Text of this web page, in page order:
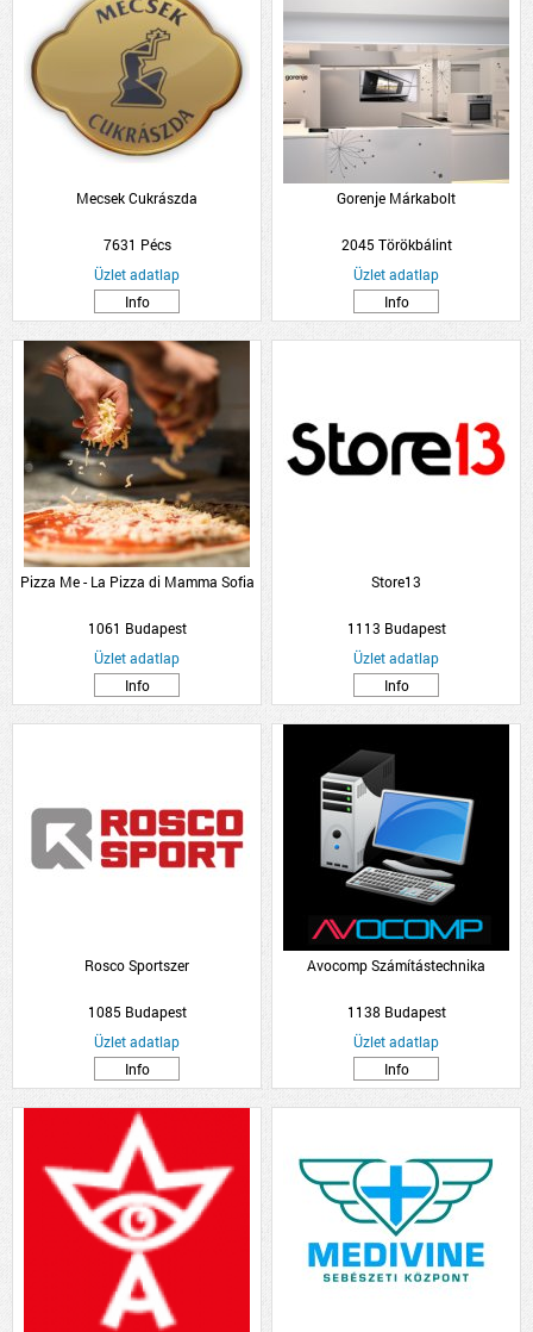
Mecsek Cukrászda
7631 Pécs
Üzlet adatlap
Info
Gorenje Márkabolt
2045 Törökbálint
Üzlet adatlap
Info
Pizza Me - La Pizza di Mamma Sofia
1061 Budapest
Üzlet adatlap
Info
Store13
1113 Budapest
Üzlet adatlap
Info
Rosco Sportszer
1085 Budapest
Üzlet adatlap
Info
Avocomp Számítástechnika
1138 Budapest
Üzlet adatlap
Info